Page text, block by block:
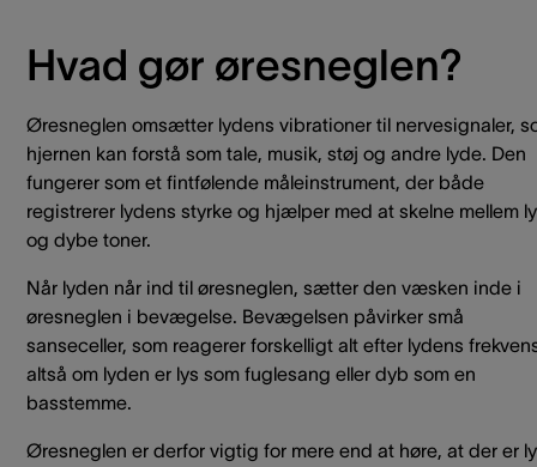
Hvad gør øresneglen?
Øresneglen omsætter lydens vibrationer til nervesignaler,
hjernen kan forstå som tale, musik, støj og andre lyde. Den
fungerer som et fintfølende måleinstrument, der både
registrerer lydens styrke og hjælper med at skelne mellem
og dybe toner.
Når lyden når ind til øresneglen, sætter den væsken inde i
øresneglen i bevægelse. Bevægelsen påvirker små
sanseceller, som reagerer forskelligt alt efter lydens
altså om lyden er lys som fuglesang eller dyb som en
basstemme.
Øresneglen er derfor vigtig for mere end at høre, at der er